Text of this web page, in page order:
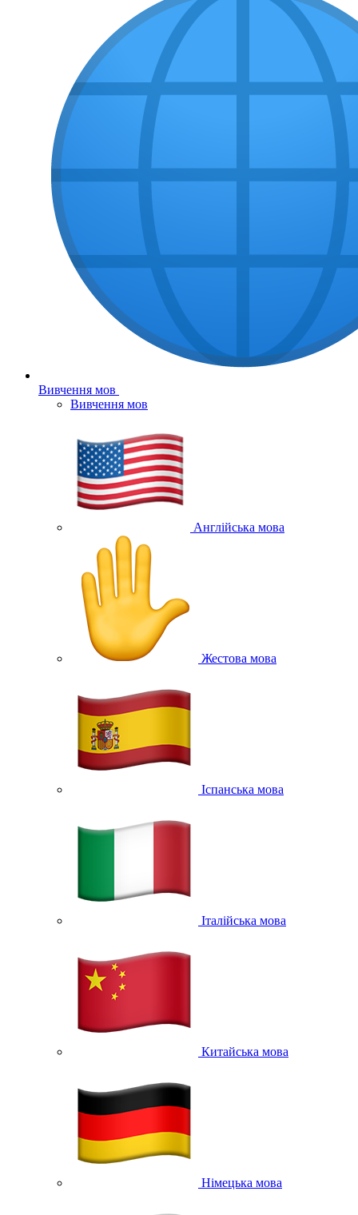
Вивчення мов
Вивчення мов
Англійська мова
Жестова мова
Іспанська мова
Італійська мова
Китайська мова
Німецька мова